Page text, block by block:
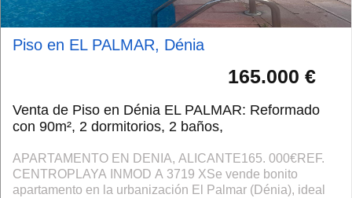
Piso en EL PALMAR, Dénia
165.000 €
Venta de Piso en Dénia EL PALMAR: Reformado
con 90m², 2 dormitorios, 2 baños,
APARTAMENTO EN DENIA, ALICANTE165. 000€REF.
CENTROPLAYA INMOD A 3719 XSe vende bonito
apartamento en la urbanización El Palmar (Dénia), ideal